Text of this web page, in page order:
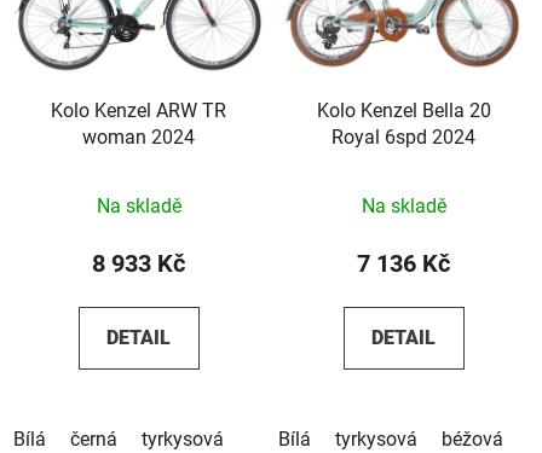
Kolo Kenzel ARW TR
woman 2024
Na skladě
8 933 Kč
DETAIL
Bílá černá tyrkysová
Kolo Kenzel Bella 20
Royal 6spd 2024
Na skladě
7 136 Kč
DETAIL
Bílá tyrkysová béžová